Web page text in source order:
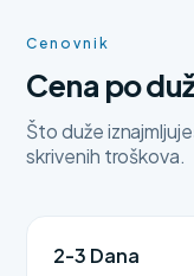
Cenovnik
Cena po
Što duže
skrivenih troškova.
2-3 Dana